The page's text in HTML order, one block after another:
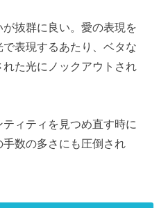
抜群に良い。愛の表現を
表現するあたり、ベタな
た光にノックアウトされ
ィティを見つめ直す時に
数の多さにも圧倒され